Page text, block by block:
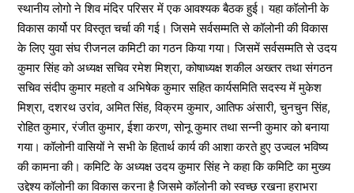
स्थानीय लोगो ने शिव मंदिर परिसर में एक आवश्यक बैठक हुई। यहा कॉलोनी के
विकास कार्यो पर विस्तृत चर्चा की गई। जिसमे सर्वसम्मति से कॉलोनी की विकास
के लिए युवा संघ रीजनल कमिटी का गठन किया गया। जिसमें सर्वसम्मति से उदय
कुमार सिंह को अध्यक्ष सचिव रमेश मिश्रा, कोषाध्यक्ष शकील अख्तर तथा संगठन
सचिव संदीप कुमार महतो व अभिषेक कुमार सहित कार्यसमिति सदस्य में मुकेश
मिश्रा, दशरथ उरांव, अमित सिंह, विक्रम कुमार, आतिफ अंसारी, चुनचुन सिंह,
रोहित कुमार, रंजीत कुमार, ईशा करण, सोनू कुमार तथा सन्नी कुमार को बनाया
गया। कॉलोनी वासियों ने सभी के हितार्थ कार्य की आशा करते हुए उज्वल भविष्य
की कामना की। कमिटि के अध्यक्ष उदय कुमार सिंह ने कहा कि कमिटि का मुख्य
उद्देश्य कॉलोनी का विकास करना है जिसमे कॉलोनी को स्वच्छ रखना हराभरा